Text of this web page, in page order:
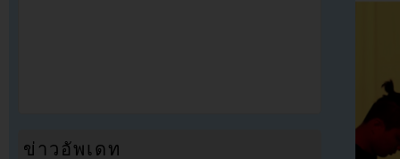
ข่าวอัพเดท